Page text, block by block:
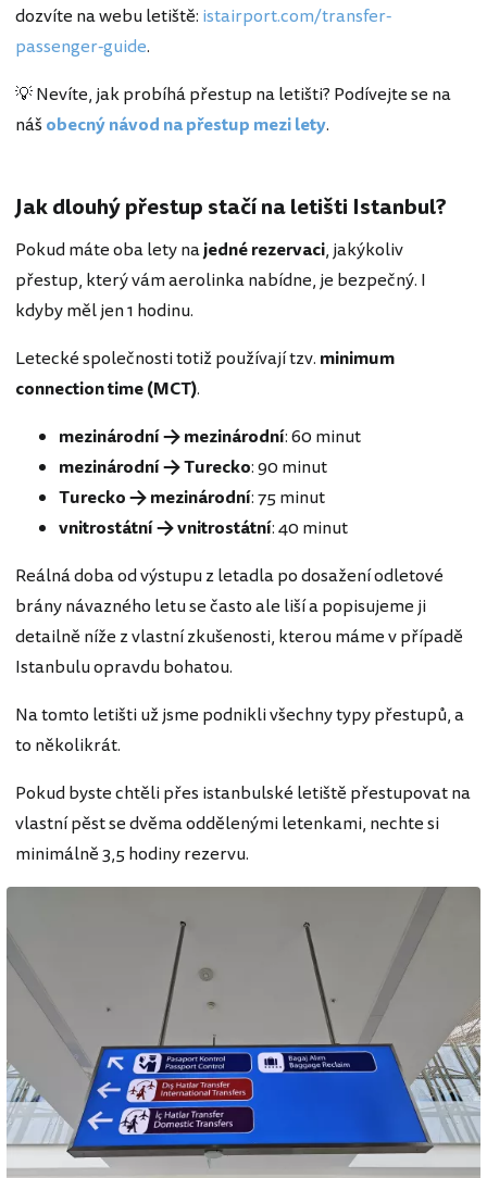
dozvíte na webu letiště: istairport.com/transfer-
passenger-guide.
💡 Nevíte, jak probíhá přestup na letišti? Podívejte se na
náš obecný návod na přestup mezi lety.
Jak dlouhý přestup stačí na letišti Istanbul?
Pokud máte oba lety najedné rezervaci, jakýkoliv
přestup, který vám aerolinka nabídne, je bezpečný. I
kdyby měl jen 1 hodinu.
Letecké společnosti totiž používají tzv. minimum
connection time (MCT).
mezinárodní → mezinárodní: 60 minut
mezinárodní → Turecko: 90 minut
Turecko → mezinárodní: 75 minut
vnitrostátní → vnitrostátní: 40 minut
Reálná doba od výstupu z letadla po dosažení odletové
brány návazného letu se často ale liší a popisujeme ji
detailně níže z vlastní zkušenosti, kterou máme v případě
Istanbulu opravdu bohatou.
Na tomto letišti už jsme podnikli všechny typy přestupů, a
to několikrát.
Pokud byste chtěli přes istanbulské letiště přestupovat na
vlastní pěst se dvěma oddělenými letenkami, nechte si
minimálně 3,5 hodiny rezervu.